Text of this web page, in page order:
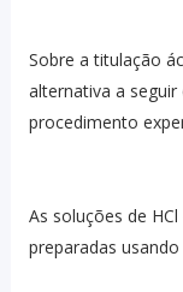
Sobre a titulação
alternativa a
procedimento
As soluções de
preparadas